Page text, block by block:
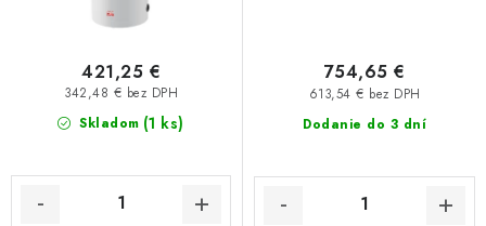
Skladom (1 ks)
342,48 € bez DPH
421,25 €
Dodanie do 3 dní
613,54 € bez DPH
754,65 €